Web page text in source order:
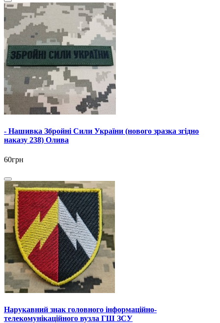
- Нашивка Збройні Сили України (нового зразка згідно
наказу 238) Олива
60грн
Нарукавний знак головного інформаційно-
телекомунікаційного вузла ГШ ЗСУ